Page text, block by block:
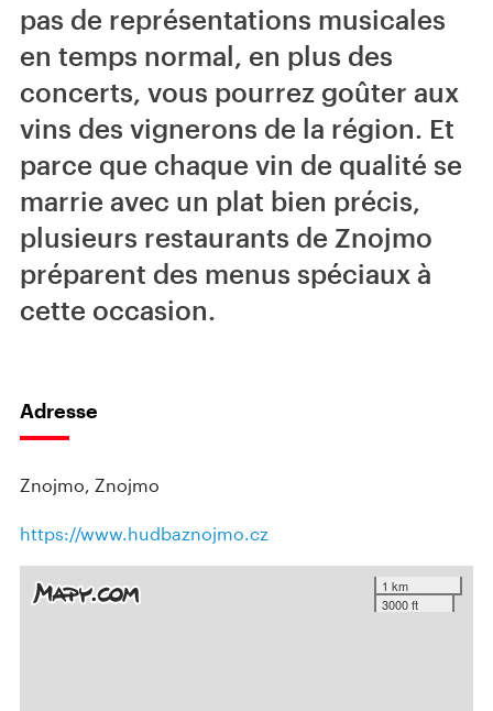
pas de représentations musicales
en temps normal, en plus des
concerts, vous pourrez goûter aux
vins des vignerons de la région. Et
parce que chaque vin de qualité se
marrie avec un plat bien précis,
plusieurs restaurants de Znojmo
préparent des menus spéciaux à
cette occasion.
Adresse
Znojmo, Znojmo
https://www.hudbaznojmo.cz
1 km
3000 ft